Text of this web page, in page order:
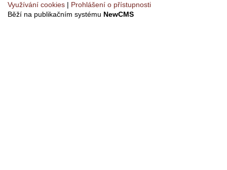
Využívání cookies
Prohlášení o přístupnosti
Běží na publikačním systému NewCMS